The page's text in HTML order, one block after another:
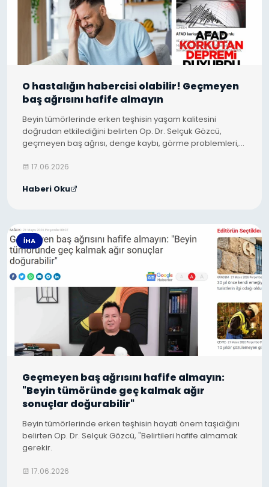
O hastalığın habercisi olabilir! Geçmeyen
baş ağrısını hafife almayın
Beyin tümörlerinde erken teşhisin yaşam kalitesini
doğrudan etkilediğini belirten Op. Dr. Selçuk Gözcü,
geçmeyen baş ağrısı, denge kaybı, görme problemleri,
edilmemesi gere
17.06.2026
Haberi Oku
İHA
Geçmeyen baş ağrısını hafife almayın:
"Beyin tümöründe geç kalmak ağır
sonuçlar doğurabilir"
Beyin tümörlerinde erken teşhisin hayati önem taşıdığını
belirten Op. Dr. Selçuk Gözcü, "Belirtileri hafife almamak
gerekir.
17.06.2026